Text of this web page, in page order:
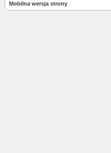
Mobilna wersja strony